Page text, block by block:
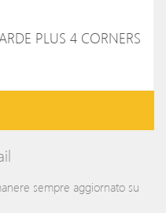
PLUS 4 CORNERS
sempre aggiornato su